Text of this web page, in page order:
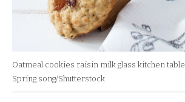
Oatmeal cookies raisin milk glass kitchen table.
Spring song/Shutterstock